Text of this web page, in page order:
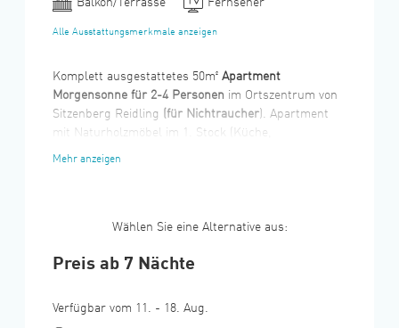
Balkon/Terrasse Fernseher
Alle Ausstattungsmerkmale anzeigen
Komplett ausgestattetes 50m² Apartment
Morgensonne für 2-4 Personen im Ortszentrum von
Sitzenberg Reidling (für Nichtraucher ). Apartment
mit Naturholzmöbel im 1. Stock (Küche,
Schlafzimmer,mit komfortablen Boxspringbetten ,die
Für Raucher gibt es am Parkplatz einen überdachten
Mehr anzeigen
Wählen Sie eine Alternative aus:
Preis ab 7 Nächte
Verfügbar vom 11. - 18. Aug.